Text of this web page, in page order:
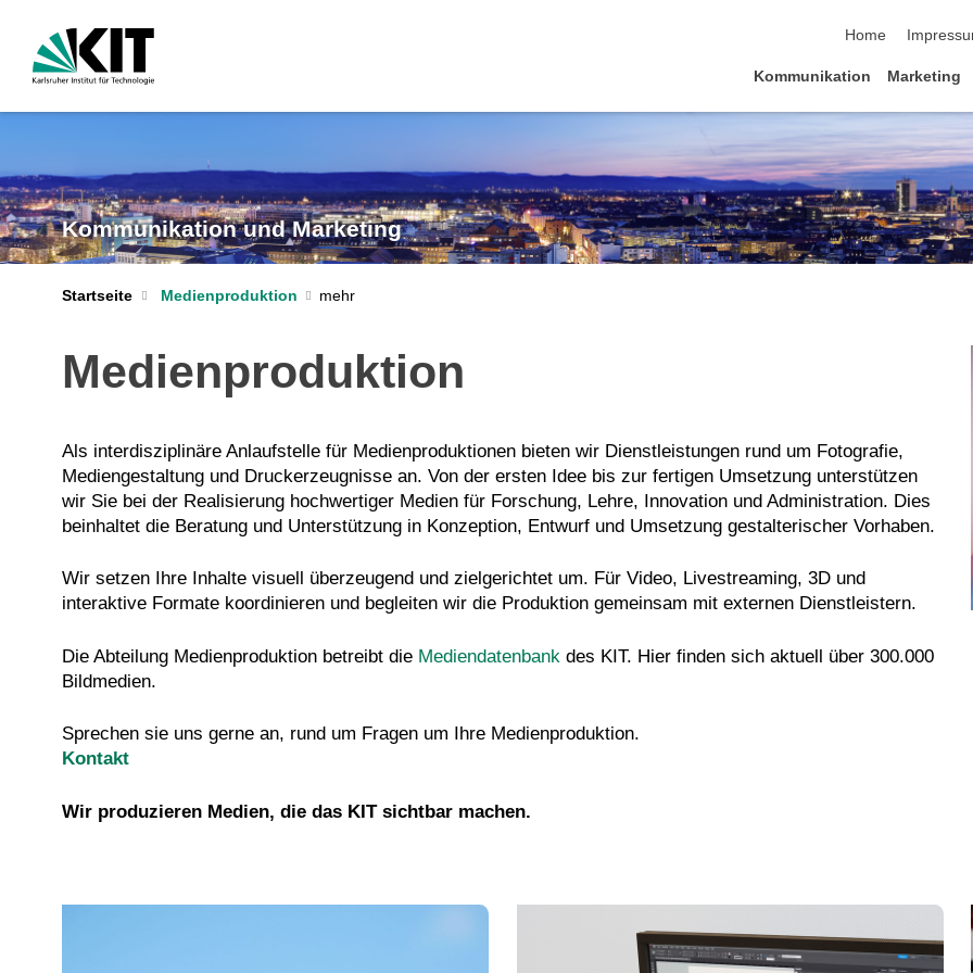
Home
Kommunikation Marketing
Kommunikation und Marketing
Startseite Medienproduktion
Medienproduktion
Als interdisziplinäre Anlaufstelle für Medienproduktionen bieten wir Dienstleistungen rund um Fotografie,
Mediengestaltung und Druckerzeugnisse an. Von der ersten Idee bis zur fertigen Umsetzung unterstützen
wir Sie bei der Realisierung hochwertiger Medien für Forschung, Lehre, Innovation und Administration. Dies
beinhaltet die Beratung und Unterstützung in Konzeption, Entwurf und Umsetzung gestalterischer Vorhaben.
Wir setzen Ihre Inhalte visuell überzeugend und zielgerichtet um. Für Video, Livestreaming, 3D und
interaktive Formate koordinieren und begleiten wir die Produktion gemeinsam mit externen Dienstleistern.
Die Abteilung Medienproduktion betreibt die Mediendatenbank des KIT. Hier finden sich aktuell über 300.000
Bildmedien.
Sprechen sie uns gerne an, rund um Fragen um Ihre Medienproduktion.
Kontakt
Wir produzieren Medien, die das KIT sichtbar machen.